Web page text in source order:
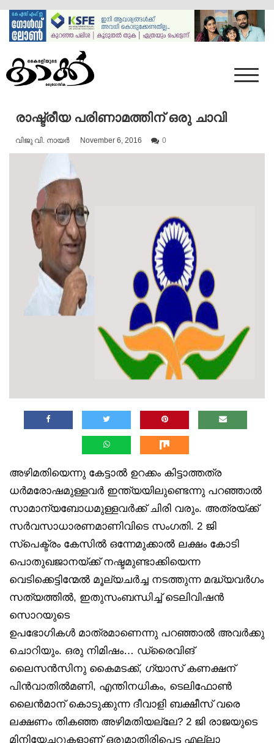
content
രാഷ്ട്രീയ പരിണാമത്തിന് ഒരു ചാവി
വിജു വി. നായര്‍ November 6, 2016 0
അഴിമതിയെന്നു കേട്ടാൽ ഉറക്കം കിട്ടാത്തത്ര
ധർമരോഷമുള്ളവർ ഇന്ത്യയിലുണ്ടെന്നു പറഞ്ഞാൽ
സാമാന്യബോധമുള്ളവർക്ക് ചിരി വരും. അത്രയ്ക്ക്
സർവസാധാരണമാണിവിടെ സംഗതി. 2 ജി
സ്‌പെക്ട്രം കേസിൽ ഒന്നേമുക്കാൽ ലക്ഷം കോടി
പൊതുഖജാനയ്ക്ക് നഷ്ടമുണ്ടാക്കിയെന്ന
വെടിക്കെട്ടിന്മേൽ മൂല്യചർച്ച നടത്തുന്ന മദ്ധ്യവർഗം
സത്യത്തിൽ, ഇതുസംബന്ധിച്ച് ടെലിവിഷൻ
സൊറയുടെ
ഉപഭോഗികൾ മാത്രമാണെന്നു പറഞ്ഞാൽ അവർക്കു
ചൊറിയും. ഒരു നിമിഷം… ഡ്രൈവിങ്
ലൈസൻസിനു കൈമടക്ക്, ഗ്യാസ് കണക്ഷന്
പിൻവാതിൽമണി, എന്തിനധികം, ടെലിഫോൺ
ലൈൻമാന് കൊടുക്കുന്ന ദീവാളി ബക്ഷീസ് വരെ
ലക്ഷണം തികഞ്ഞ അഴിമതിയല്ലേ? 2 ജി രാജയുടെ
മിനിയേച്ചറുകളാണ് ഒരുമാതിരിപ്പെട്ട എല്ലാ